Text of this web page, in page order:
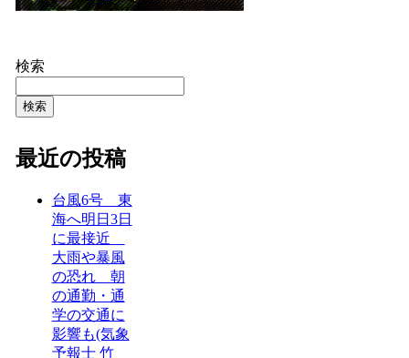
検索
検索
最近の投稿
台風6号 東
海へ明日3日
に最接近
大雨や暴風
の恐れ 朝
の通勤・通
学の交通に
影響も(気象
予報士 竹